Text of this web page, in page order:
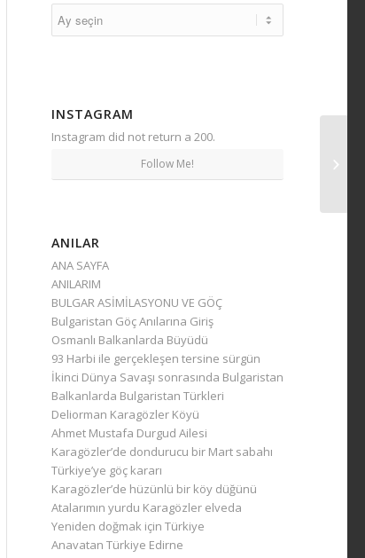
INSTAGRAM
Instagram did not return a 200.
Follow Me!
ANILAR
ANA SAYFA
ANILARIM
BULGAR ASİMİLASYONU VE GÖÇ
Bulgaristan Göç Anılarına Giriş
Osmanlı Balkanlarda Büyüdü
93 Harbi ile gerçekleşen tersine sürgün
İkinci Dünya Savaşı sonrasında Bulgaristan
Balkanlarda Bulgaristan Türkleri
Deliorman Karagözler Köyü
Ahmet Mustafa Durgud Ailesi
Karagözler’de dondurucu bir Mart sabahı
Türkiye’ye göç kararı
Karagözler’de hüzünlü bir köy düğünü
Atalarımın yurdu Karagözler elveda
Yeniden doğmak için Türkiye
Anavatan Türkiye Edirne